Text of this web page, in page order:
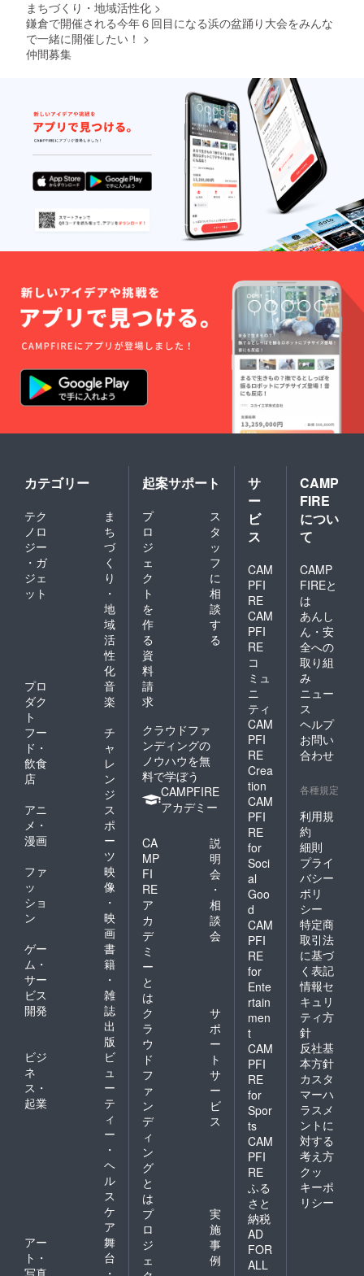
まちづくり・地域活性化 >
鎌倉で開催される今年６回目になる浜の盆踊り大会をみんな
で一緒に開催したい！ >
仲間募集
カテゴリー
テク
ノロ
ジー
・ガ
ジェ
ット
ま
ち
づ
く
り
・
地
域
活
性
化
プロ
ダク
ト
音
楽
フー
ド・
飲食
店
チ
ャ
レ
ン
ジ
アニ
メ・
漫画
ス
ポ
ー
ツ
ファ
ッ
ショ
ン
映
像
・
映
画
ゲー
ム・
サー
ビス
開発
書
籍
・
雑
誌
出
版
ビジ
ネ
ス・
起業
ビ
ュ
ー
テ
ィ
ー
・
ヘ
ル
ス
ケ
ア
アー
ト・
舞
台
起案サポート
プ
ロ
ジ
ェ
ク
ト
を
作
る
ス
タ
ッ
フ
に
相
談
す
る
資
料
請
求
クラウドファ
ンディングの
ノウハウを無
料で学ぼう
CAMPFIRE
アカデミー
CA
MP
FI
RE
ア
カ
デ
ミ
ー
と
は
説
明
会
・
相
談
会
ク
ラ
ウ
ド
フ
ァ
ン
デ
ィ
ン
グ
と
は
サ
ポ
ー
ト
サ
ー
ビ
ス
プ
ロ
ジ
ェ
実
施
事
例
サ
ー
ビ
ス
CAM
PFI
RE
CAM
PFI
RE
コ
ミュ
ニ
ティ
CAM
PFI
RE
Crea
tion
CAM
PFI
RE
for
Soci
al
Goo
d
CAM
PFI
RE
for
Ente
rtain
men
t
CAM
PFI
RE
for
Spor
ts
CAM
PFI
RE
ふる
さと
納税
AD
FOR
ALL
CAMP
FIRE
につい
て
CAMP
FIREと
は
あんし
ん・安
全への
取り組
み
ニュー
ス
ヘルプ
お問い
合わせ
各種規定
利用規
約
細則
プライ
バシー
ポリ
シー
特定商
取引法
に基づ
く表記
情報セ
キュリ
ティ方
針
反社基
本方針
カスタ
マーハ
ラスメ
ントに
対する
考え方
クッ
キーポ
リシー